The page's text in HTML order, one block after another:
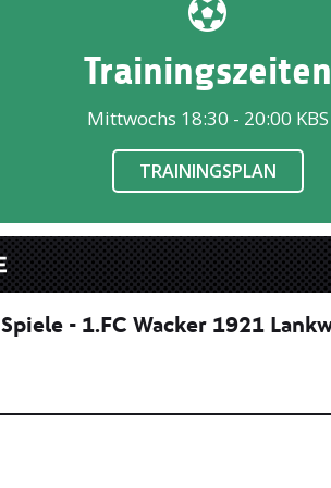
Trainingszeiten
Mittwochs 18:30 - 20:00 KBS
TRAININGSPLAN